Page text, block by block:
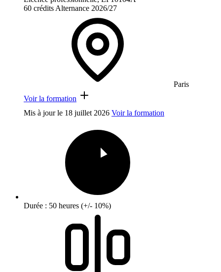
60 créditsAlternance 2026/27
Paris
Voir la formation
Mis à jour le 18 juillet 2026 Voir la formation
Durée : 50 heures (+/- 10%)